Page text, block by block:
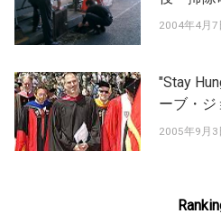
2004年4月7
"Stay
ーブ・ジ
2005年9月3